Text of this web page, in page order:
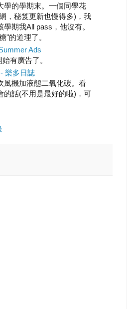
學的學期末。一個同學花
，秘笈更新也慢得多)，我
期我All pass，他沒有。
"的道理了。
Ads
有廣告了。
樂多日誌
風機加液態二氧化碳。看
的話(不用是最好的啦)，可